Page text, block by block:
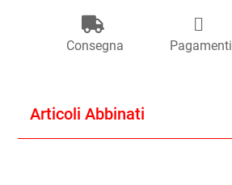
Consegna Pagamenti
Articoli Abbinati